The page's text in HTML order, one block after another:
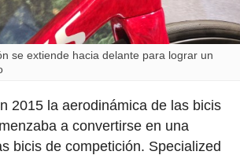
se extiende hacia delante para lograr un
2015 la aerodinámica de las bicis
a convertirse en una
bicis de competición. Specialized